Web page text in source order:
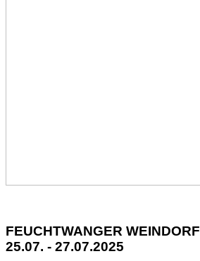
FEUCHTWANGER WEINDORF
25.07. - 27.07.2025